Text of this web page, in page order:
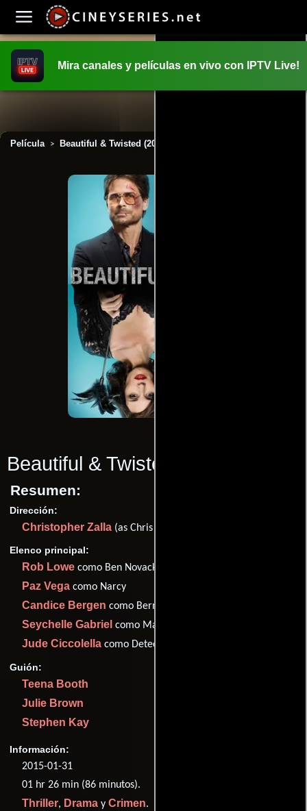
Mira canales y películas en vivo con IPTV Live!
Película > Beautiful & Twisted (2015)
Beautiful & Twisted
Resumen:
Dirección:
Christopher Zalla (as Chris Zalla)
Elenco principal:
Rob Lowe como Ben Novack Jr.
Paz Vega como Narcy
Candice Bergen como Bernice
Seychelle Gabriel como May
Jude Ciccolella como Detective Dalton
Guión:
Teena Booth
Julie Brown
Stephen Kay
Información:
2015-01-31
01 hr 26 min (86 minutos).
Thriller, Drama y Crimen.